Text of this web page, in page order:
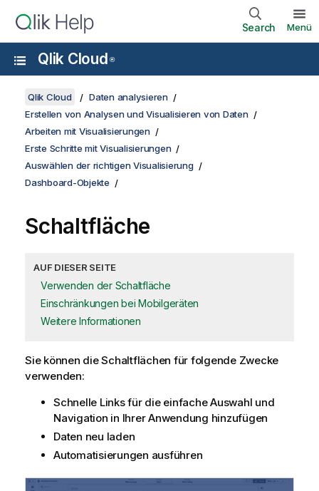
Search Menü
Qlik Cloud ®
Qlik Cloud
Daten analysieren
Erstellen von Analysen und Visualisieren von Daten
Arbeiten mit Visualisierungen
Erste Schritte mit Visualisierungen
Auswählen der richtigen Visualisierung
Dashboard-Objekte
Schaltfläche
AUF DIESER SEITE
Verwenden der Schaltfläche
Einschränkungen bei Mobilgeräten
Weitere Informationen
Sie können die Schaltflächen für folgende Zwecke
verwenden:
Schnelle Links für die einfache Auswahl und
Navigation in IhrerAnwendung hinzufügen
Daten neu laden
Automatisierungen ausführen